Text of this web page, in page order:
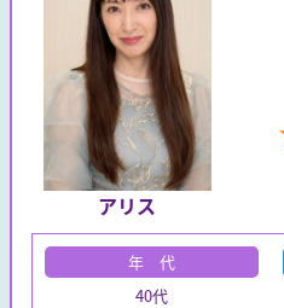
アリス
年 代
40代